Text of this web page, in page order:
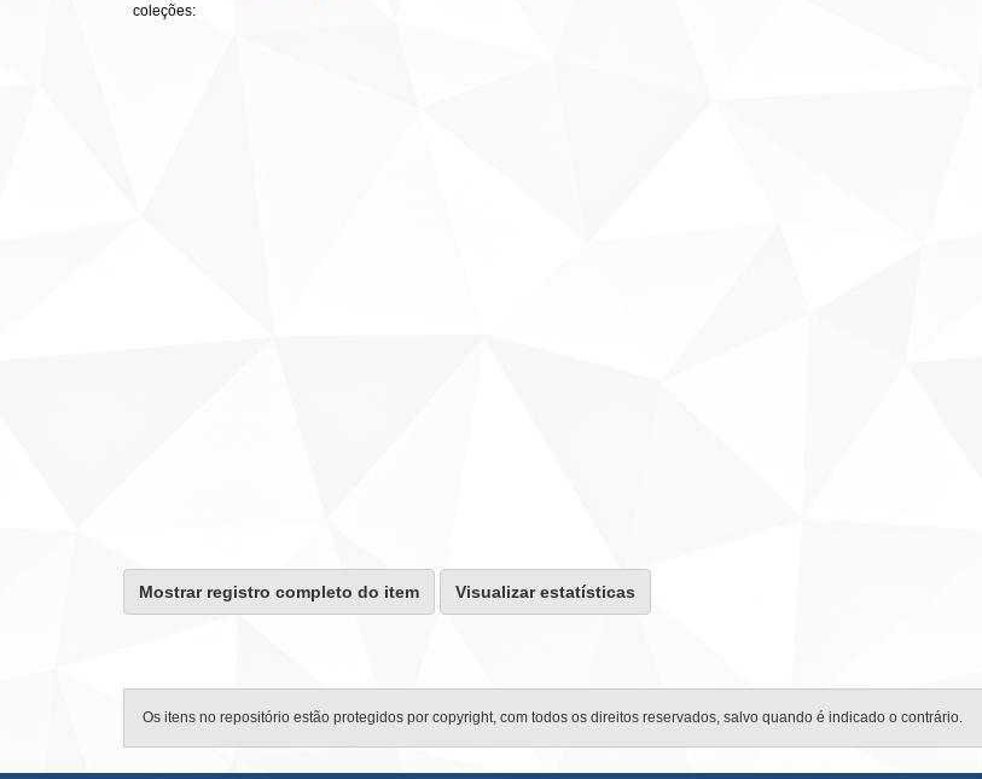
coleções:
Mostrar registro completo do item Visualizar estatísticas
Os itens no repositório estão protegidos por copyright, com todos os direitos reservados, salvo quando é indicado o contrário.